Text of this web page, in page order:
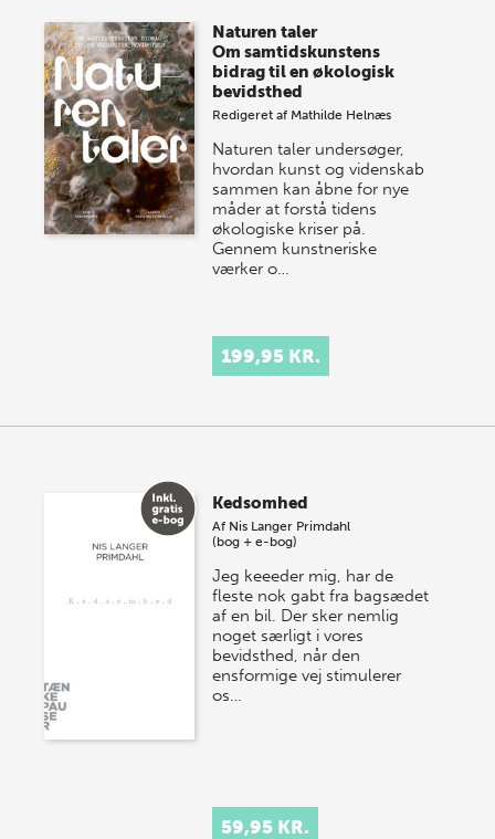
Naturen taler
Om samtidskunstens
bidrag til en økologisk
bevidsthed
Redigeret af Mathilde Helnæs
Naturen taler undersøger,
hvordan kunst og videnskab
sammen kan åbne for nye
måder at forstå tidens
økologiske kriser på.
Gennem kunstneriske
værker o…
199,95 KR.
Kedsomhed
Af Nis Langer Primdahl
(bog + e-bog)
Jeg keeeder mig, har de
fleste nok gabt fra bagsædet
af en bil. Der sker nemlig
noget særligt i vores
bevidsthed, når den
ensformige vej stimulerer
os…
59,95 KR.